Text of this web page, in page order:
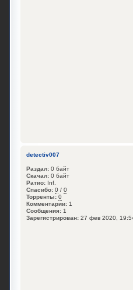
detectiv007
Раздал: 0 байт
Скачал: 0 байт
Ратио: Inf.
Спасибо: 0 / 0
Торренты: 0
Комментарии: 1
Сообщения: 1
Зарегистрирован: 27 фев 2020,